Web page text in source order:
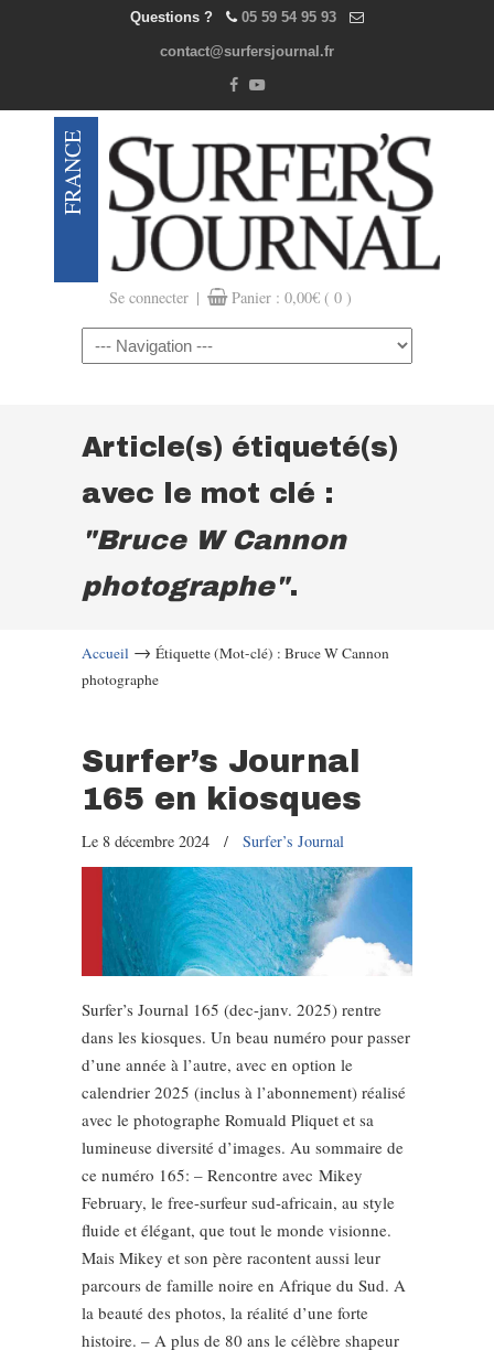
Questions ? 05 59 54 95 93
contact@surfersjournal.fr
Se connecter | Panier : 0,00€ ( 0 )
Navigation
Article(s) étiqueté(s)
avec le mot clé :
"Bruce W Cannon
photographe".
Accueil → Étiquette (Mot-clé) : Bruce W Cannon
photographe
Surfer’s Journal
165 en kiosques
Le 8 décembre 2024 / Surfer’s Journal
Surfer’s Journal 165 (dec-janv. 2025) rentre
dans les kiosques. Un beau numéro pour passer
d’une année à l’autre, avec en option le
calendrier 2025 (inclus à l’abonnement) réalisé
avec le photographe Romuald Pliquet et sa
lumineuse diversité d’images. Au sommaire de
ce numéro 165: – Rencontre avec Mikey
February, le free-surfeur sud-africain, au style
fluide et élégant, que tout le monde visionne.
Mais Mikey et son père racontent aussi leur
parcours de famille noire en Afrique du Sud. A
la beauté des photos, la réalité d’une forte
histoire. – A plus de 80 ans le célèbre shapeur